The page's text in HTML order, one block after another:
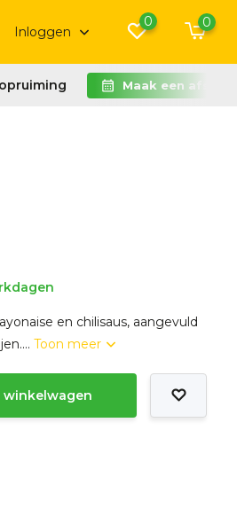
Inloggen
0 0
Maak een
en chilisaus, aangevuld
Toon meer
winkelwagen